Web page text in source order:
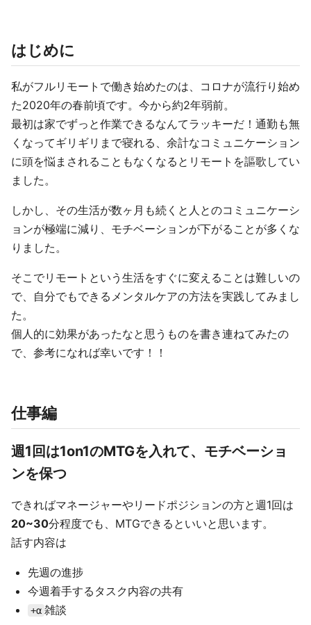
はじめに
私がフルリモートで働き始めたのは、コロナが流行り始め
た2020年の春前頃です。今から約2年弱前。
最初は家でずっと作業できるなんてラッキーだ！通勤も無
くなってギリギリまで寝れる、余計なコミュニケーション
に頭を悩まされることもなくなるとリモートを謳歌してい
ました。
しかし、その生活が数ヶ月も続くと人とのコミュニケーシ
ョンが極端に減り、モチベーションが下がることが多くな
りました。
そこでリモートという生活をすぐに変えることは難しいの
で、自分でもできるメンタルケアの方法を実践してみまし
た。
個人的に効果があったなと思うものを書き連ねてみたの
で、参考になれば幸いです！！
仕事編
週1回は1on1のMTGを入れて、モチベーショ
ンを保つ
できればマネージャーやリードポジションの方と週1回は
20~30分程度でも、MTGできるといいと思います。
話す内容は
先週の進捗
今週着手するタスク内容の共有
+α 雑談